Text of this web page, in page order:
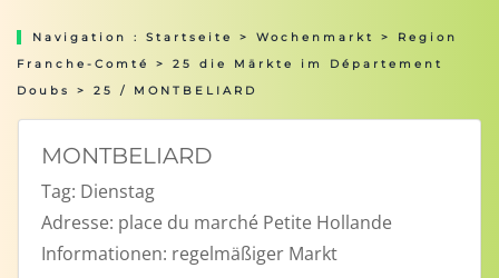
Navigation : Startseite > Wochenmarkt > Region
Franche-Comté
> 25 die Märkte im Département
Doubs
> 25 / MONTBELIARD
MONTBELIARD
Tag: Dienstag
Adresse: place du marché Petite Hollande
Informationen: regelmäßiger Markt